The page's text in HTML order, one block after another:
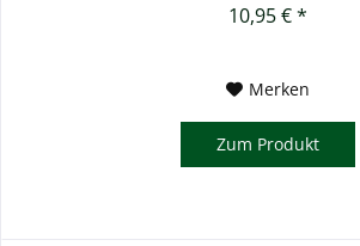
10,95 € *
Merken
Zum Produkt